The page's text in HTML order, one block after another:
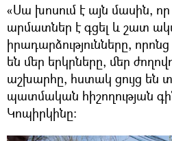
«Սա խոսում է այն մասին,
արմատներ է գցել և շատ
իրադարձությունները,
են մեր երկրները, մեր
աշխարհը, հստակ ցույց են
պատմական հիշողության
Կոպիրկինը։